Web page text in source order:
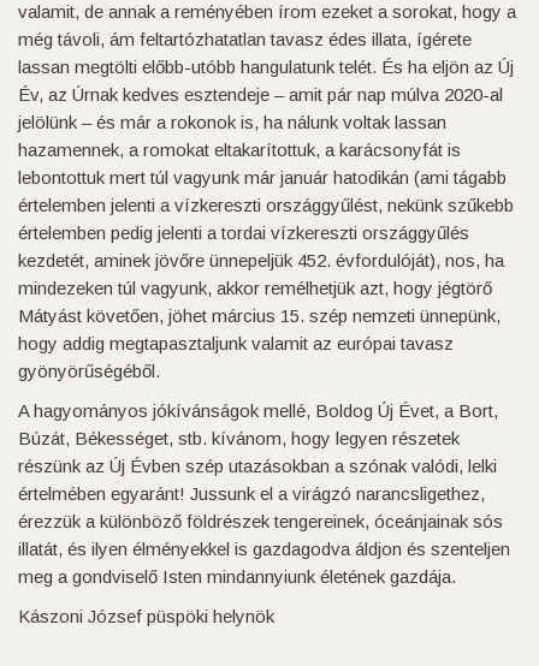
valamit, de annak a reményében írom ezeket a sorokat, hogy a
még távoli, ám feltartózhatatlan tavasz édes illata, ígérete
lassan megtölti előbb-utóbb hangulatunk telét. És ha eljön az Új
Év, az Úrnak kedves esztendeje – amit pár nap múlva 2020-al
jelölünk – és már a rokonok is, ha nálunk voltak lassan
hazamennek, a romokat eltakarítottuk, a karácsonyfát is
lebontottuk mert túl vagyunk már január hatodikán (ami tágabb
értelemben jelenti a vízkereszti országgyűlést, nekünk szűkebb
értelemben pedig jelenti a tordai vízkereszti országgyűlés
kezdetét, aminek jövőre ünnepeljük 452. évfordulóját), nos, ha
mindezeken túl vagyunk, akkor remélhetjük azt, hogy jégtörő
Mátyást követően, jöhet március 15. szép nemzeti ünnepünk,
hogy addig megtapasztaljunk valamit az európai tavasz
gyönyörűségéből.
A hagyományos jókívánságok mellé, Boldog Új Évet, a Bort,
Búzát, Békességet, stb. kívánom, hogy legyen részetek
részünk az Új Évben szép utazásokban a szónak valódi, lelki
értelmében egyaránt! Jussunk el a virágzó narancsligethez,
érezzük a különböző földrészek tengereinek, óceánjainak sós
illatát, és ilyen élményekkel is gazdagodva áldjon és szenteljen
meg a gondviselő Isten mindannyiunk életének gazdája.
Kászoni József püspöki helynök